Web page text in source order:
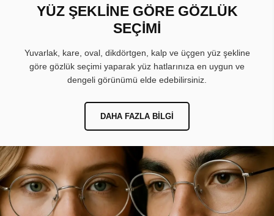
YÜZ ŞEKLİNE GÖRE GÖZLÜK
SEÇİMİ
Yuvarlak, kare, oval, dikdörtgen, kalp ve üçgen yüz şekline
göre gözlük seçimi yaparak yüz hatlarınıza en uygun ve
dengeli görünümü elde edebilirsiniz.
DAHA FAZLA BILGI